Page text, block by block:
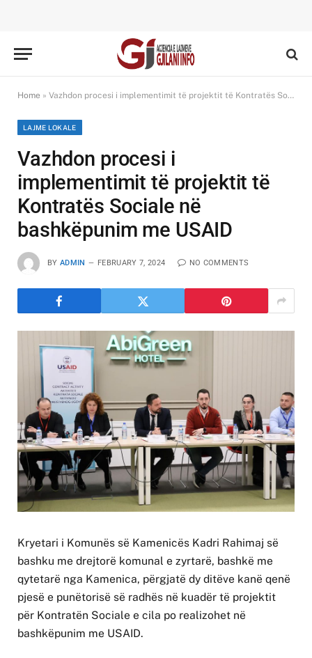
Home » Vazhdon procesi i implementimit të projektit të Kontratës Sociale në bashkëpunim me USAID
LAJME LOKALE
Vazhdon procesi i
implementimit të projektit të
Kontratës Sociale në
bashkëpunim me USAID
BY ADMIN FEBRUARY 7, 2024 NO COMMENTS
Kryetari i Komunës së Kamenicës Kadri Rahimaj së
bashku me drejtorë komunal e zyrtarë, bashkë me
qytetarë nga Kamenica, përgjatë dy ditëve kanë qenë
pjesë e punëtorisë së radhës në kuadër të projektit
për Kontratën Sociale e cila po realizohet në
bashkëpunim me USAID.